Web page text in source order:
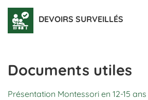
DEVOIRS SURVEILLÉS
Documents utiles
Présentation Montessori en 12-15 ans